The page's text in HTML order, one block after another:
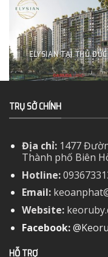
ELYSIAN TẠI THỦ ĐỨC
TRỤ SỞ CHÍNH
Địa chỉ:1477
Thành phố Biên
Hotline:
Email:
Website:
Facebook:
HỖ TRỢ